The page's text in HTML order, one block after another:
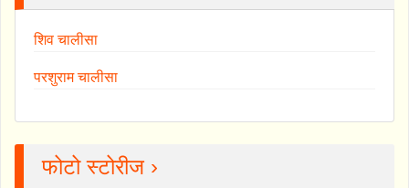
शिव चालीसा
परशुराम चालीसा
फोटो स्टोरीज ›